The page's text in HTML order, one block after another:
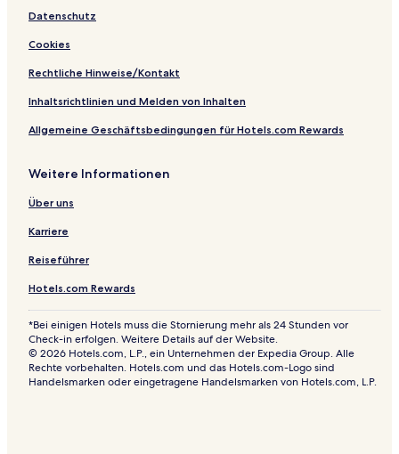
Datenschutz
Cookies
Rechtliche Hinweise/Kontakt
Inhaltsrichtlinien und Melden von Inhalten
Allgemeine Geschäftsbedingungen für Hotels.com Rewards
Weitere Informationen
Über uns
Karriere
Reiseführer
Hotels.com Rewards
*Bei einigen Hotels muss die Stornierung mehr als 24 Stunden vor
Check-in erfolgen. Weitere Details auf der Website.
© 2026 Hotels.com, L.P., ein Unternehmen der Expedia Group. Alle
Rechte vorbehalten. Hotels.com und das Hotels.com-Logo sind
Handelsmarken oder eingetragene Handelsmarken von Hotels.com, L.P.